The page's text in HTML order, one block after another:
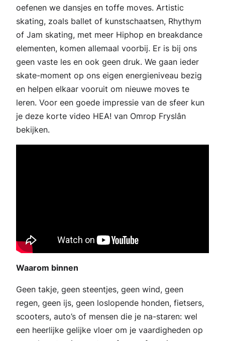
oefenen we dansjes en toffe moves. Artistic
skating, zoals ballet of kunstschaatsen, Rhythym
of Jam skating, met meer Hiphop en breakdance
elementen, komen allemaal voorbij. Er is bij ons
geen vaste les en ook geen druk. We gaan ieder
skate-moment op ons eigen energieniveau bezig
en helpen elkaar vooruit om nieuwe moves te
leren. Voor een goede impressie van de sfeer kun
je deze korte video HEA! van Omrop Fryslân
bekijken.
Waarom binnen
Geen takje, geen steentjes, geen wind, geen
regen, geen ijs, geen loslopende honden, fietsers,
scooters, auto’s of mensen die je na-staren: wel
een heerlijke gelijke vloer om je vaardigheden op